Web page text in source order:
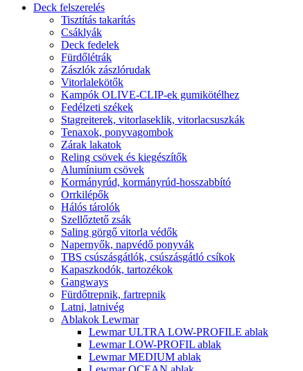
Deck felszerelés
Tisztítás takarítás
Csáklyák
Deck fedelek
Fürdőlétrák
Zászlók zászlórudak
Vitorlalekötők
Kampók OLIVE-CLIP-ek gumikötélhez
Fedélzeti székek
Stagreiterek, vitorlaseklik, vitorlacsuszkák
Tenaxok, ponyvagombok
Zárak lakatok
Reling csövek és kiegészítők
Alumínium csövek
Kormányrúd, kormányrúd-hosszabbító
Orrkilépők
Hálós tárolók
Szellőztető zsák
Saling görgő vitorla védők
Napernyők, napvédő ponyvák
TBS csúszásgátlók, csúszásgátló csíkok
Kapaszkodók, tartozékok
Gangways
Fürdőtrepnik, fartrepnik
Latni, latnivég
Ablakok Lewmar
Lewmar ULTRA LOW-PROFILE ablak
Lewmar LOW-PROFIL ablak
Lewmar MEDIUM ablak